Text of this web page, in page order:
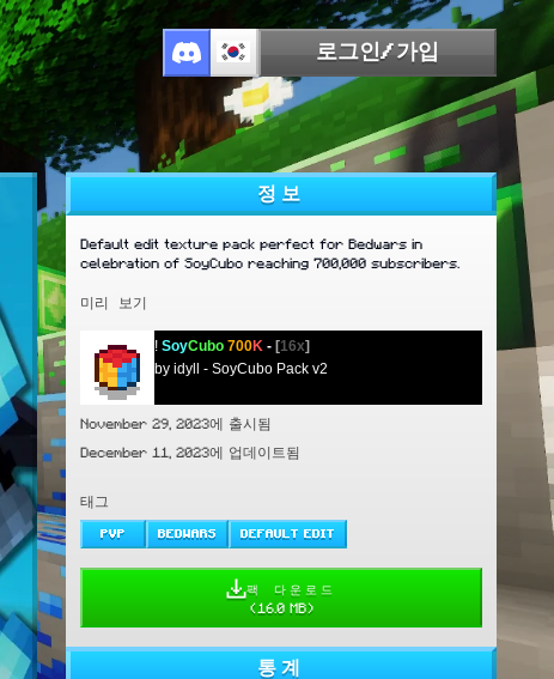
로그인/가입
정보
Default edit texture pack perfect for Bedwars in
celebration of SoyCubo reaching 700,000 subscribers.
미리 보기
! SoyCubo 700K - [16x]
by idyll - SoyCubo Pack v2
November 29, 2023에 출시됨
December 11, 2023에 업데이트됨
태그
PVP BEDWARS DEFAULT EDIT
팩 다운로드
(16.0 MB)
통계